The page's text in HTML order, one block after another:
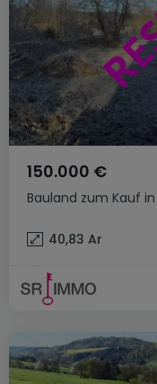
Bauland zum Kauf in
150.000 €
40,83 Ar